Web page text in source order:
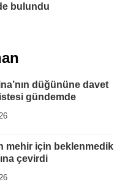
bulundu
düğününe davet
gündemde
mehir için beklenmedik
çevirdi